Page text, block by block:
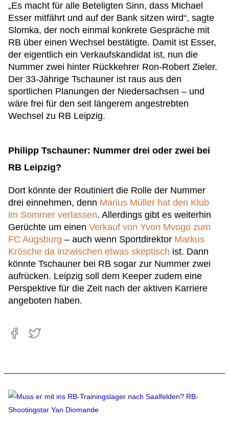
„Es macht für alle Beteligten Sinn, dass Michael
Esser mitfährt und auf der Bank sitzen wird“, sagte
Slomka, der noch einmal konkrete Gespräche mit
RB über einen Wechsel bestätigte. Damit ist Esser,
der eigentlich ein Verkaufskandidat ist, nun die
Nummer zwei hinter Rückkehrer Ron-Robert Zieler.
Der 33-Jährige Tschauner ist raus aus den
sportlichen Planungen der Niedersachsen – und
wäre frei für den seit längerem angestrebten
Wechsel zu RB Leipzig.
Philipp Tschauner: Nummer drei oder zwei bei
RB Leipzig?
Dort könnte der Routiniert die Rolle der Nummer
drei einnehmen, denn Marius Müller hat den Klub
im Sommer verlassen. Allerdings gibt es weiterhin
Gerüchte um einen Verkauf von Yvon Mvogo zum
FC Augsburg – auch wenn Sportdirektor Markus
Krösche da inzwischen etwas skeptisch ist. Dann
könnte Tschauner bei RB sogar zur Nummer zwei
aufrücken. Leipzig soll dem Keeper zudem eine
Perspektive für die Zeit nach der aktiven Karriere
angeboten haben.